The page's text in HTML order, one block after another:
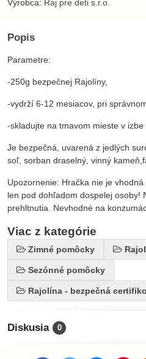
Výrobca: Raj pre deti s.r.o.
Popis
Parametre:
-250g bezpečnej Rajolíny,
-vydrží 6-12 mesiacov, pri
-skladujte na tmavom mieste v izbe
Je bezpečná, uvarená z jedlých
soľ, sorban draselný, vinný
Upozornenie: Hračka nie je
len pod dohľadom dospelej osoby!
prehltnutia. Nevhodné na
Viac z kategórie
Zimné pomôcky
Sezónné pomôcky
Rajolína - bezpečná
Diskusia 0